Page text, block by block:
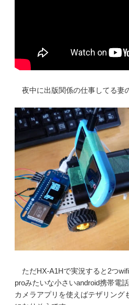
夜中に出版関係の仕事してる妻
ただHX-A1Hで実況すると2つ
proみたいな小さいandroid携帯電
カメラアプリを使えばテザリング